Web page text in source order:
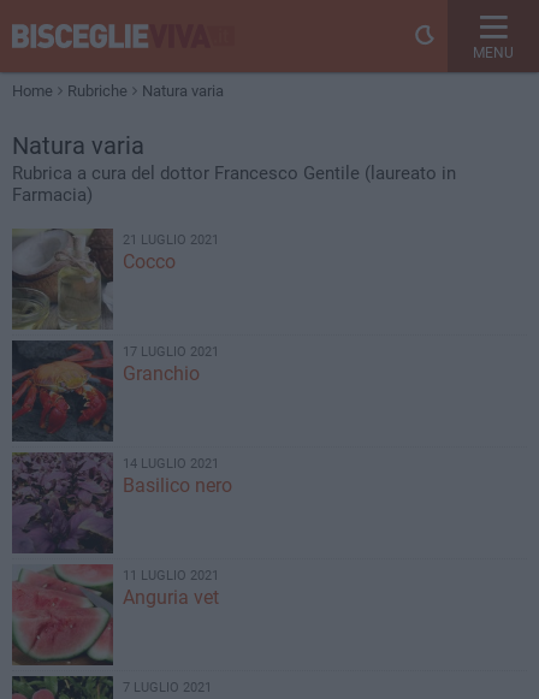
MENU
Home Rubriche Natura varia
Natura varia
Rubrica a cura del dottor Francesco Gentile (laureato in
Farmacia)
21 LUGLIO 2021
Cocco
17 LUGLIO 2021
Granchio
14 LUGLIO 2021
Basilico nero
11 LUGLIO 2021
Anguria vet
7 LUGLIO 2021